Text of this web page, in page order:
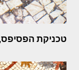
טכניקת